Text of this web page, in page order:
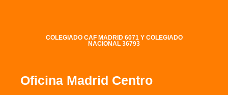
COLEGIADO CAF MADRID 6071 Y COLEGIADO
NACIONAL 36793
Oficina Madrid Centro